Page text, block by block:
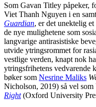
Som Gavan Titley påpeker,
Viet Thanh Nguyen i en
Guardian, er det unektelig
de nye mulighetene som
langvarige antirasistiske
utvide ytringsrommet for
vestlige verden, knapt nok
ytringsfrihetens vedvarende
bøker som Nesrine Maliks
Nicholson, 2019) så vel
Right (Oxford University